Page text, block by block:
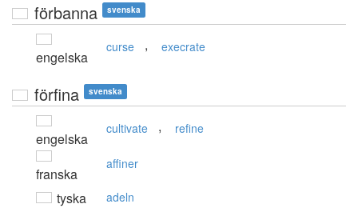
förbanna svenska
engelska
curse , execrate
förfina svenska
engelska
cultivate , refine
franska
affiner
tyska adeln